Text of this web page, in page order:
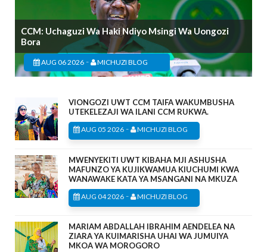
CCM: Uchaguzi Wa Haki Ndiyo Msingi Wa Uongozi
Bora
AUG 06 2026 - MICHUZI BLOG
VIONGOZI UWT CCM TAIFA WAKUMBUSHA
UTEKELEZAJI WA ILANI CCM RUKWA.
AUG 05 2026 - MICHUZI BLOG
MWENYEKITI UWT KIBAHA MJI ASHUSHA
MAFUNZO YA KUJIKWAMUA KIUCHUMI KWA
WANAWAKE KATA YA MSANGANI NA MKUZA
AUG 04 2026 - MICHUZI BLOG
MARIAM ABDALLAH IBRAHIM AENDELEA NA
ZIARA YA KUIMARISHA UHAI WA JUMUIYA
MKOA WA MOROGORO